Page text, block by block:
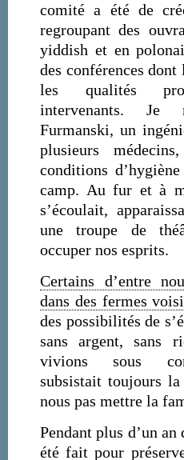
comité a été de
regroupant des
yiddish et en
des conférences
les qualités
intervenants. Je
Furmanski, un
plusieurs
conditions
camp. Au fur et à
s’écoulait,
une troupe de
occuper nos esprits.
Certains d’entre
dans des fermes
des possibilités de
sans argent, sans
vivions sous
subsistait toujours
nous pas mettre la
Pendant plus d’un
été fait pour